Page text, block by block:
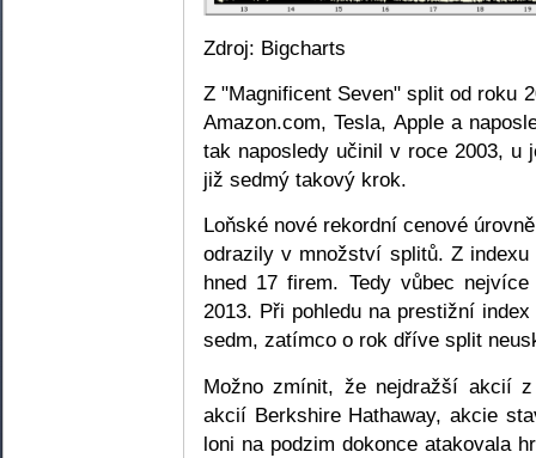
Zdroj: Bigcharts
Z "Magnificent Seven" split od roku
Amazon.com, Tesla, Apple a
tak naposledy učinil v roce 2003,
již sedmý takový krok.
Loňské nové rekordní cenové
odrazily v množství splitů. Z
hned 17 firem. Tedy vůbec
2013. Při pohledu na prestižní
sedm, zatímco o rok dříve split
Možno zmínit, že nejdražší akcií
akcií Berkshire Hathaway, akcie
loni na podzim dokonce atakovala